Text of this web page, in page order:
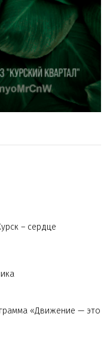
– сердце
«Движение — это